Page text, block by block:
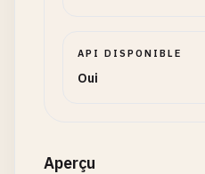
API DISPONIBLE
Oui
Aperçu